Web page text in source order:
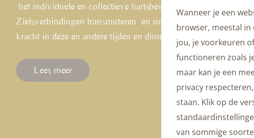
het individuele en collectieve hartsbewustzijn zacht openen
Zielsverbindingen transmuteren en ontvangen een stevige
kracht in deze en andere tijden en dimensies.
Lees meer
Wanneer je een
browser, meestal
jou, je voorkeuren
functioneren zoals
maar kan je een
privacy
staan. Klik op de
van sommige